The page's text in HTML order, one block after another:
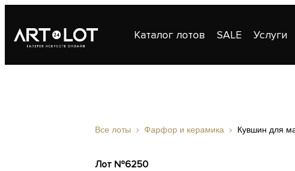
Каталог лотов SALE Услуги
Все лоты Фарфор и керамика Кувшин для
Лот №6250